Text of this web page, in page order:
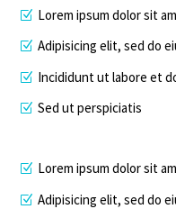
Lorem ipsum dolor sit
Adipisicing elit, sed do
Incididunt ut labore et
Sed ut perspiciatis
Lorem ipsum dolor sit
Adipisicing elit, sed do